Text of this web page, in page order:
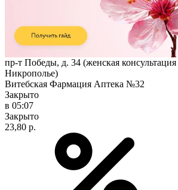
пр-т Победы, д. 34 (женская
Никрополье)
Витебская Фармация Аптека №32
Закрыто
в 05:07
Закрыто
23,80 р.